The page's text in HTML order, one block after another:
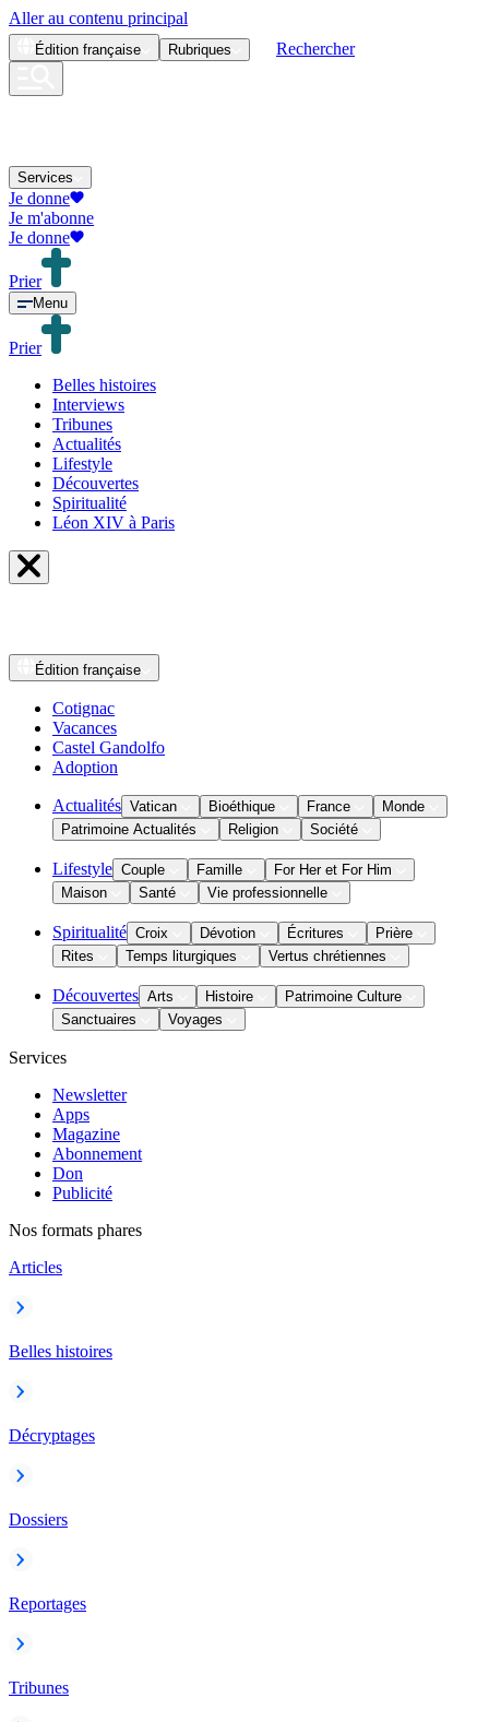
Aller au contenu principal
Édition française Rubriques Rechercher
Services
Je donne
Je m'abonne
Je donne
Prier
Menu
Prier
Belles histoires
Interviews
Tribunes
Actualités
Lifestyle
Découvertes
Spiritualité
Léon XIV à Paris
Édition française
Cotignac
Vacances
Castel Gandolfo
Adoption
Actualités Vatican Bioéthique France
Monde
Patrimoine Actualités
Religion Société
Lifestyle Couple Famille
For Her et For Him
Maison
Santé Vie professionnelle
Spiritualité Croix Dévotion Écritures
Prière
Rites
Temps liturgiques Vertus chrétiennes
Découvertes Arts Histoire
Patrimoine Culture
Sanctuaires
Voyages
Services
Newsletter
Apps
Magazine
Abonnement
Don
Publicité
Nos formats phares
Articles
Belles histoires
Décryptages
Dossiers
Reportages
Tribunes